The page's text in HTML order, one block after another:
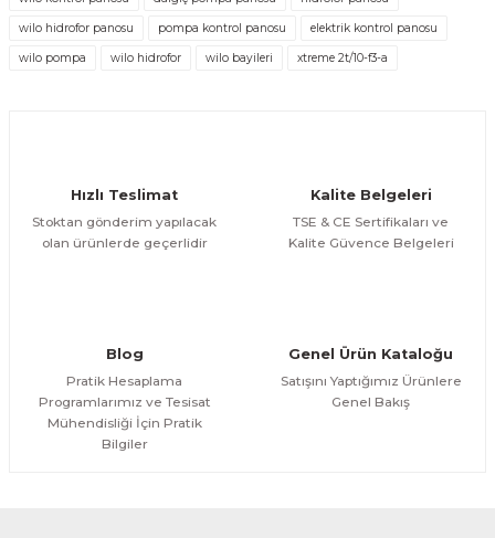
Ürün fiyatı diğer sitelerden daha pahalı.
Bu ürüne benzer farklı alternatifler olmalı.
wilo hidrofor panosu pompa kontrol panosu elektrik kontrol panosu
wilo pompa wilo hidrofor wilo bayileri xtreme 2t/10-f3-a
Hızlı Teslimat
Stoktan gönderim yapılacak
olan ürünlerde geçerlidir
Kalite Belgeleri
TSE & CE Sertifikaları ve
Kalite Güvence Belgeleri
Blog
Pratik Hesaplama
Programlarımız ve Tesisat
Mühendisliği İçin Pratik
Bilgiler
Genel Ürün Kataloğu
Satışını Yaptığımız Ürünlere
Genel Bakış